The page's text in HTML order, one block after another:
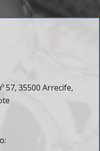
57, 35500 Arrecife,